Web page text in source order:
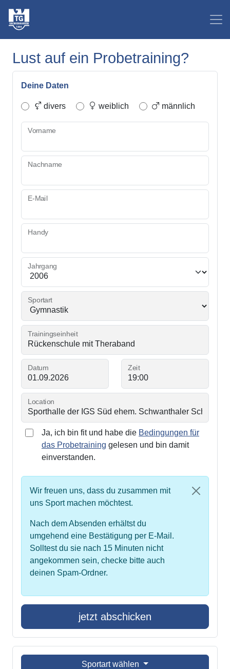
Lust auf ein Probetraining?
Deine Daten
divers weiblich männlich
Vorname
Nachname
E-Mail
Handy
Jahrgang
Sportart
Trainingseinheit
Datum Zeit
Location
Ja, ich bin fit und habe die Bedingungen für
das Probetraining gelesen und bin damit
einverstanden.
Wir freuen uns, dass du zusammen mit
uns Sport machen möchtest.
Nach dem Absenden erhältst du
umgehend eine Bestätigung per E-Mail.
Solltest du sie nach 15 Minuten nicht
angekommen sein, checke bitte auch
deinen Spam-Ordner.
jetzt abschicken
Sportart wählen